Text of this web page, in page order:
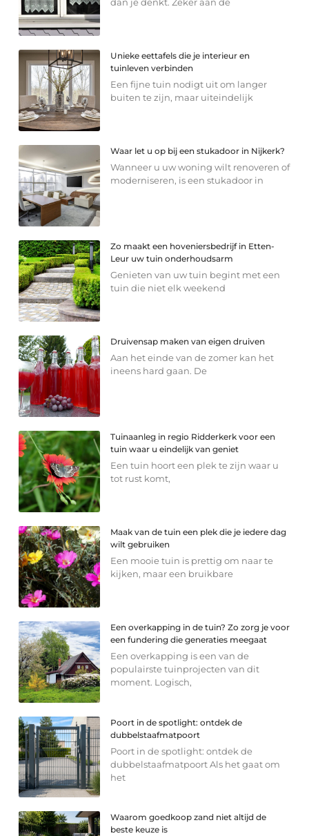
Unieke eettafels die je interieur en
tuinleven verbinden
Een fijne tuin nodigt uit om langer
buiten te zijn, maar uiteindelijk
Waar let u op bij een stukadoor in Nijkerk?
Wanneer u uw woning wilt renoveren of
moderniseren, is een stukadoor in
Zo maakt een hoveniersbedrijf in Etten-
Leur uw tuin onderhoudsarm
Genieten van uw tuin begint met een
tuin die niet elk weekend
Druivensap maken van eigen druiven
Aan het einde van de zomer kan het
ineens hard gaan. De
Tuinaanleg in regio Ridderkerk voor een
tuin waar u eindelijk van geniet
Een tuin hoort een plek te zijn waar u
tot rust komt,
Maak van de tuin een plek die je iedere dag
wilt gebruiken
Een mooie tuin is prettig om naar te
kijken, maar een bruikbare
Een overkapping in de tuin? Zo zorg je voor
een fundering die generaties meegaat
Een overkapping is een van de
populairste tuinprojecten van dit
moment. Logisch,
Poort in de spotlight: ontdek de
dubbelstaafmatpoort
Poort in de spotlight: ontdek de
dubbelstaafmatpoort Als het gaat om
het
Waarom goedkoop zand niet altijd de
beste keuze is